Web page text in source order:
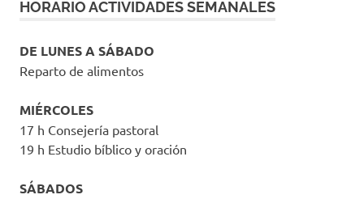
HORARIO ACTIVIDADES SEMANALES
DE LUNES A SÁBADO
Reparto de alimentos
MIÉRCOLES
17 h Consejería pastoral
19 h Estudio bíblico y oración
SÁBADOS